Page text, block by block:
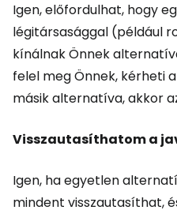
Igen, előfordulhat, hogy
légitársasággal (például
kínálnak Önnek
felel meg Önnek, kérheti
másik alternatíva, akkor
Visszautasíthatom a
Igen, ha egyetlen
mindent visszautasíthat,